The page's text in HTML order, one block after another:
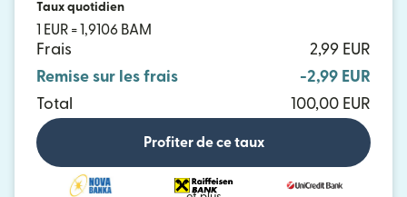
Taux quotidien
1 EUR = 1,9106 BAM
Frais
2,99 EUR
Remise sur les frais
-2,99 EUR
Total
100,00 EUR
Profiter de ce taux